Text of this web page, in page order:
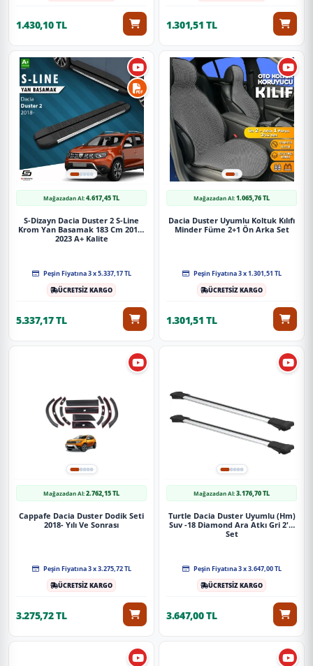
1.430,10 TL 1.301,51 TL
Mağazadan Al:4.617,45 TL
S-Dizayn Dacia Duster 2 S-Line
Krom Yan Basamak 183 Cm 2018-
2023 A+ Kalite
Peşin Fiyatına 3 x 5.337,17 TL
ÜCRETSİZ KARGO
5.337,17 TL
Mağazadan Al:1.065,76 TL
Dacia Duster Uyumlu Koltuk Kılıfı
Minder Füme 2+1 Ön Arka Set
Peşin Fiyatına 3 x 1.301,51 TL
ÜCRETSİZ KARGO
1.301,51 TL
Mağazadan Al:2.762,15 TL
Cappafe Dacia Duster Dodik Seti
2018- Yılı Ve Sonrası
Peşin Fiyatına 3 x 3.275,72 TL
ÜCRETSİZ KARGO
3.275,72 TL
Mağazadan Al:3.176,70 TL
Turtle Dacia Duster Uyumlu (Hm)
Suv -18 Diamond Ara Atkı Gri 2'Li
Set
Peşin Fiyatına 3 x 3.647,00 TL
ÜCRETSİZ KARGO
3.647,00 TL